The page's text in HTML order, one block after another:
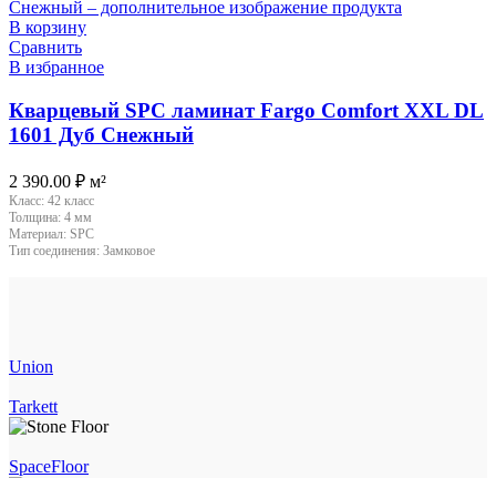
В корзину
Сравнить
В избранное
Кварцевый SPC ламинат Fargo Comfort XXL DL
1601 Дуб Снежный
2 390.00 ₽ м²
Класс: 42 класс
Толщина: 4 мм
Материал: SPC
Тип соединения: Замковое
Union
Tarkett
SpaceFloor